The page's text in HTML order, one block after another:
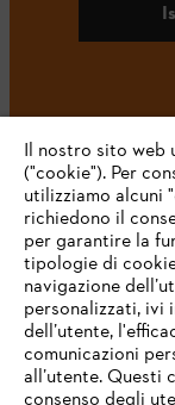
L’azienda
Il nostro sito web
("cookie"). Per
utilizziamo alcuni
richiedono il
per garantire la
tipologie di
navigazione
personalizzati, ivi
dell’utente,
comunicazioni
all’utente. Questi